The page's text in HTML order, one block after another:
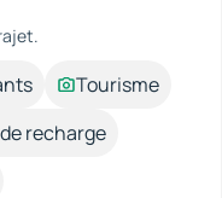
Tourisme
recharge